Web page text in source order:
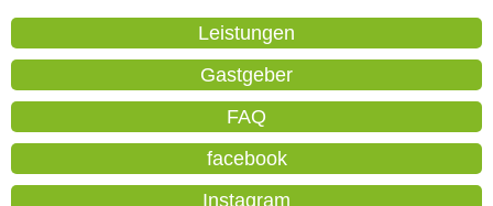
Leistungen
Gastgeber
FAQ
facebook
Instagram